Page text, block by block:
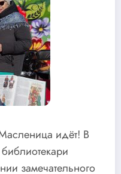
идёт! В
замечательного